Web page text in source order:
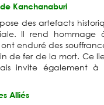
Kanchanaburi
des artefacts
Il rend
enduré des
de fer de la mort. Ce
invite également
Alliés